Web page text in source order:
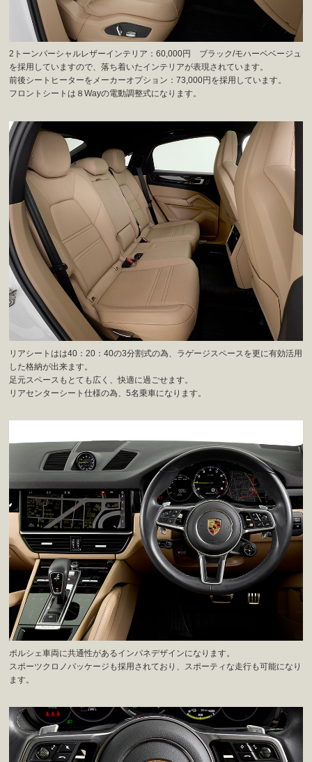
2トーンパーシャルレザーインテリア：60,000円 ブラック/モハーベベージュ
を採用していますので、落ち着いたインテリアが表現されています。
前後シートヒーターをメーカーオプション：73,000円を採用しています。
フロントシートは８Wayの電動調整式になります。
リアシートはは40：20：40の3分割式の為、ラゲージスペースを更に有効活用
した格納が出来ます。
足元スペースもとても広く、快適に過ごせます。
リアセンターシート仕様の為、5名乗車になります。
ポルシェ車両に共通性があるインパネデザインになります。
スポーツクロノパッケージも採用されており、スポーティな走行も可能になり
ます。